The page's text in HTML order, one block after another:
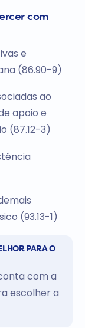
com
e
(86.90-9)
ao
apoio e
(87.12-3)
(93.13-1)
PARA O
com a
escolher a